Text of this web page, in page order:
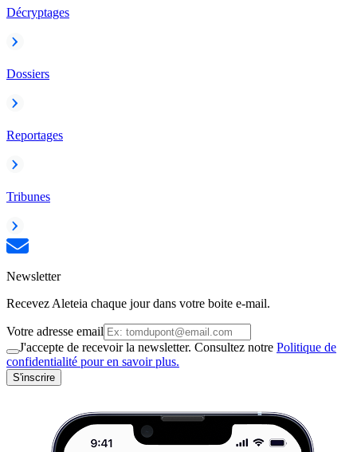
Décryptages
Dossiers
Reportages
Tribunes
Newsletter
Recevez Aleteia chaque jour dans votre boite e-mail.
Votre adresse email
J'accepte de recevoir la newsletter. Consultez notre Politique de
confidentialité pour en savoir plus.
S'inscrire